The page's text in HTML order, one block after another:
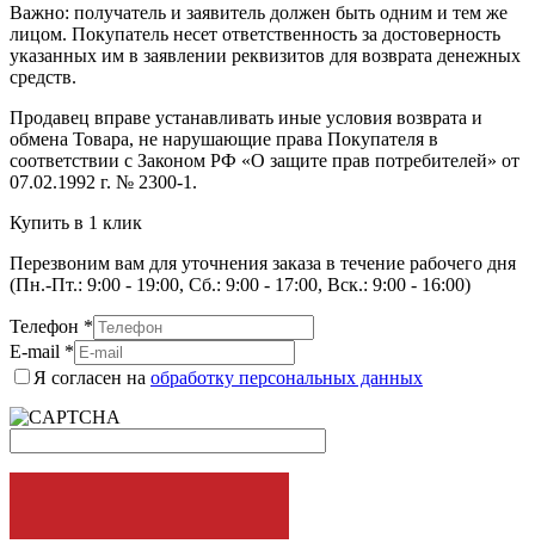
Важно: получатель и заявитель должен быть одним и тем же
лицом. Покупатель несет ответственность за достоверность
указанных им в заявлении реквизитов для возврата денежных
средств.
Продавец вправе устанавливать иные условия возврата и
обмена Товара, не нарушающие права Покупателя в
соответствии с Законом РФ «О защите прав потребителей» от
07.02.1992 г. № 2300-1.
Купить в 1 клик
Перезвоним вам для уточнения заказа в течение рабочего дня
(Пн.-Пт.: 9:00 - 19:00, Сб.: 9:00 - 17:00, Вск.: 9:00 - 16:00)
Телефон *
E-mail *
Я согласен на обработку персональных данных